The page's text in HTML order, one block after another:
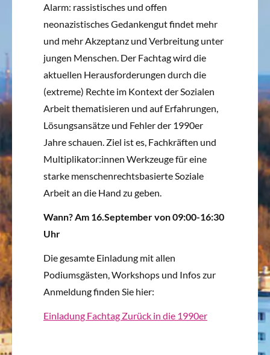
Alarm: rassistisches und offen
neonazistisches Gedankengut findet mehr
und mehr Akzeptanz und Verbreitung unter
jungen Menschen. Der Fachtag wird die
aktuellen Herausforderungen durch die
(extreme) Rechte im Kontext der Sozialen
Arbeit thematisieren und auf Erfahrungen,
Lösungsansätze und Fehler der 1990er
Jahre schauen. Ziel ist es, Fachkräften und
Multiplikator:innen Werkzeuge für eine
starke menschenrechtsbasierte Soziale
Arbeit an die Hand zu geben.
Wann? Am 16.September von 09:00-16:30
Uhr
Die gesamte Einladung mit allen
Podiumsgästen, Workshops und Infos zur
Anmeldung finden Sie hier:
Einladung Fachtag Zurück in die 1990er